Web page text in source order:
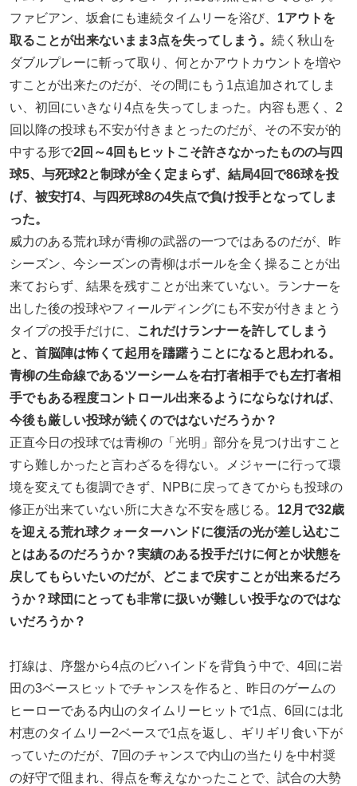
ファビアン、坂倉にも連続タイムリーを浴び、 1アウトを
取ることが出来ないまま3点を失ってしまう。 続く秋山を
ダブルプレーに斬って取り、何とかアウトカウントを増や
すことが出来たのだが、その間にもう1点追加されてしま
い、初回にいきなり4点を失ってしまった。内容も悪く、2
回以降の投球も不安が付きまとったのだが、その不安が的
中する形で2回～4回もヒットこそ許さなかったものの与四
球5、与死球2と制球が全く定まらず、結局4回で86球を投
げ、被安打4、与四死球8の4失点で負け投手となってしま
った。
威力のある荒れ球が青柳の武器の一つではあるのだが、昨
シーズン、今シーズンの青柳はボールを全く操ることが出
来ておらず、結果を残すことが出来ていない。ランナーを
出した後の投球やフィールディングにも不安が付きまとう
タイプの投手だけに、
これだけランナーを許してしまう
と、首脳陣は怖くて起用を躊躇うことになると思われる。
青柳の生命線であるツーシームを右打者相手でも左打者相
手でもある程度コントロール出来るようにならなければ、
今後も厳しい投球が続くのではないだろうか？
正直今日の投球では青柳の「光明」部分を見つけ出すこと
すら難しかったと言わざるを得ない。メジャーに行って環
境を変えても復調できず、NPBに戻ってきてからも投球の
修正が出来ていない所に大きな不安を感じる。 12月で32歳
を迎える荒れ球クォーターハンドに復活の光が差し込むこ
とはあるのだろうか？実績のある投手だけに何とか状態を
戻してもらいたいのだが、どこまで戻すことが出来るだろ
うか？球団にとっても非常に扱いが難しい投手なのではな
いだろうか？
打線は、序盤から4点のビハインドを背負う中で、4回に岩
田の3ベースヒットでチャンスを作ると、昨日のゲームの
ヒーローである内山のタイムリーヒットで1点、6回には北
村恵のタイムリー2ベースで1点を返し、ギリギリ食い下が
っていたのだが、7回のチャンスで内山の当たりを中村奨
の好守で阻まれ、得点を奪えなかったことで、試合の大勢